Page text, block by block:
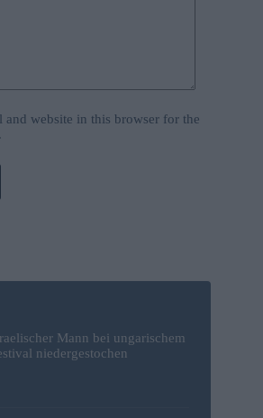
and website in this browser for the
Mann bei ungarischem
niedergestochen